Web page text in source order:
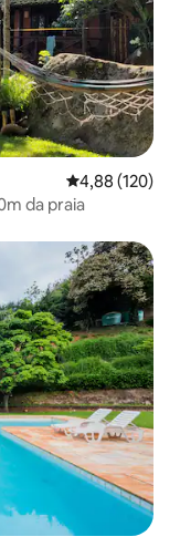
4,88 de uma
4,88 (120)
800m da praia